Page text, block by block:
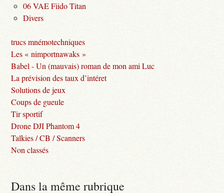
06 VAE Fiido Titan
Divers
trucs mnémotechniques
Les « nimportnawaks »
Babel - Un (mauvais) roman de mon ami Luc
La prévision des taux d’intéret
Solutions de jeux
Coups de gueule
Tir sportif
Drone DJI Phantom 4
Talkies / CB / Scanners
Non classés
Dans la même rubrique